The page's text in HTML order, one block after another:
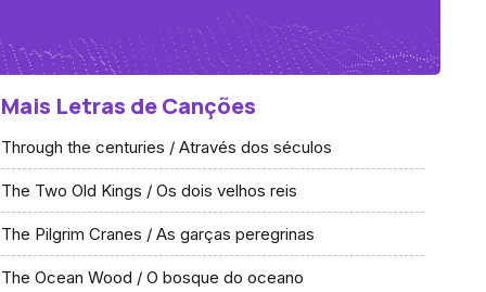
Mais Letras de Canções
Through the centuries / Através dos séculos
The Two Old Kings / Os dois velhos reis
The Pilgrim Cranes / As garças peregrinas
The Ocean Wood / O bosque do oceano